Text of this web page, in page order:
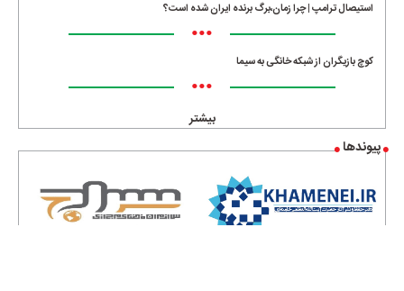
استیصال ترامپ | چرا زمان،برگ برنده ایران شده است؟
•••
کوچ بازیگران از شبکه خانگی به سیما
•••
بیشتر
پیوندها